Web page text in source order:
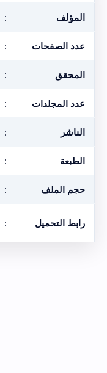
المؤلف :
عدد الصفحات :
المحقق :
عدد المجلدات :
الناشر :
الطبعة :
حجم الملف :
رابط التحميل :